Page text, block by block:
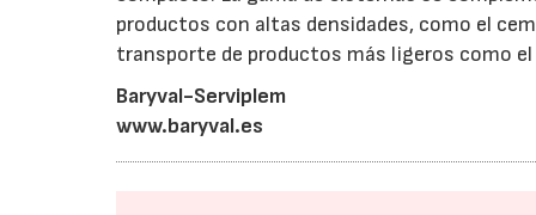
productos con altas densidades, como el
transporte de productos más ligeros como
Baryval-Serviplem
www.baryval.es